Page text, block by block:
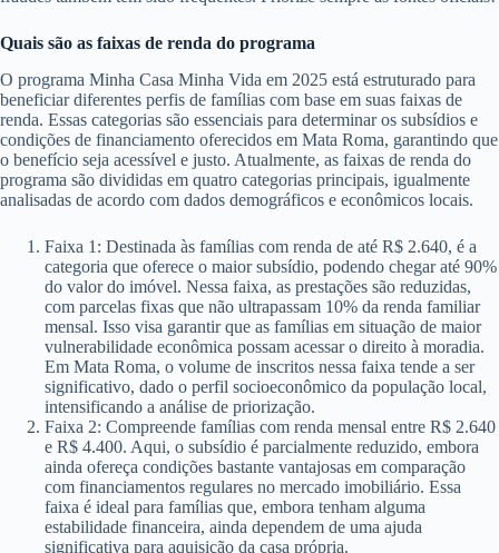
Quais são as faixas de renda do programa
O programa Minha Casa Minha Vida em 2025 está estruturado para
beneficiar diferentes perfis de famílias com base em suas faixas de
renda. Essas categorias são essenciais para determinar os subsídios e
condições de financiamento oferecidos em Mata Roma, garantindo que
o benefício seja acessível e justo. Atualmente, as faixas de renda do
programa são divididas em quatro categorias principais, igualmente
analisadas de acordo com dados demográficos e econômicos locais.
Faixa 1: Destinada às famílias com renda de até R$ 2.640, é a
categoria que oferece o maior subsídio, podendo chegar até 90%
do valor do imóvel. Nessa faixa, as prestações são reduzidas,
com parcelas fixas que não ultrapassam 10% da renda familiar
mensal. Isso visa garantir que as famílias em situação de maior
vulnerabilidade econômica possam acessar o direito à moradia.
Em Mata Roma, o volume de inscritos nessa faixa tende a ser
significativo, dado o perfil socioeconômico da população local,
intensificando a análise de priorização.
Faixa 2: Compreende famílias com renda mensal entre R$ 2.640
e R$ 4.400. Aqui, o subsídio é parcialmente reduzido, embora
ainda ofereça condições bastante vantajosas em comparação
com financiamentos regulares no mercado imobiliário. Essa
faixa é ideal para famílias que, embora tenham alguma
estabilidade financeira, ainda dependem de uma ajuda
significativa para aquisição da casa própria.